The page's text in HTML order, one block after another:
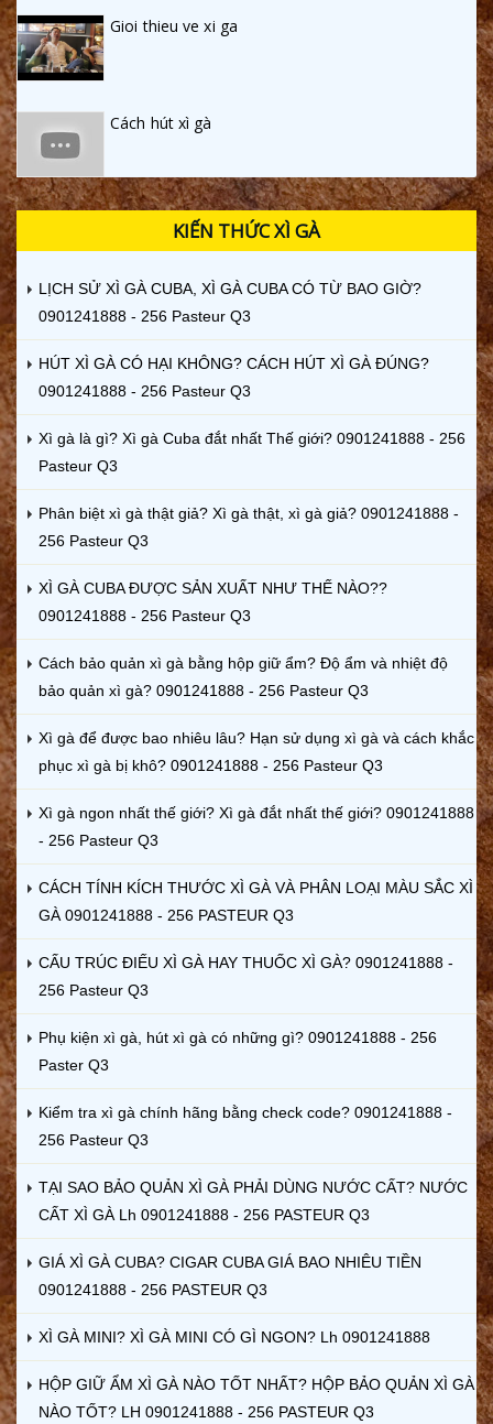
Gioi thieu ve xi ga
Cách hút xì gà
KIẾN THỨC XÌ GÀ
LỊCH SỬ XÌ GÀ CUBA, XÌ GÀ CUBA CÓ TỪ BAO GIỜ?
0901241888 - 256 Pasteur Q3
HÚT XÌ GÀ CÓ HẠI KHÔNG? CÁCH HÚT XÌ GÀ ĐÚNG?
0901241888 - 256 Pasteur Q3
Xì gà là gì? Xì gà Cuba đắt nhất Thế giới? 0901241888 - 256
Pasteur Q3
Phân biệt xì gà thật giả? Xì gà thật, xì gà giả? 0901241888 -
256 Pasteur Q3
XÌ GÀ CUBA ĐƯỢC SẢN XUẤT NHƯ THẾ NÀO??
0901241888 - 256 Pasteur Q3
Cách bảo quản xì gà bằng hộp giữ ẩm? Độ ẩm và nhiệt độ
bảo quản xì gà? 0901241888 - 256 Pasteur Q3
Xì gà để được bao nhiêu lâu? Hạn sử dụng xì gà và cách khắc
phục xì gà bị khô? 0901241888 - 256 Pasteur Q3
Xì gà ngon nhất thế giới? Xì gà đắt nhất thế giới? 0901241888
- 256 Pasteur Q3
CÁCH TÍNH KÍCH THƯỚC XÌ GÀ VÀ PHÂN LOẠI MÀU SẮC XÌ
GÀ 0901241888 - 256 PASTEUR Q3
CẤU TRÚC ĐIẾU XÌ GÀ HAY THUỐC XÌ GÀ? 0901241888 -
256 Pasteur Q3
Phụ kiện xì gà, hút xì gà có những gì? 0901241888 - 256
Paster Q3
Kiểm tra xì gà chính hãng bằng check code? 0901241888 -
256 Pasteur Q3
TẠI SAO BẢO QUẢN XÌ GÀ PHẢI DÙNG NƯỚC CẤT? NƯỚC
CẤT XÌ GÀ Lh 0901241888 - 256 PASTEUR Q3
GIÁ XÌ GÀ CUBA? CIGAR CUBA GIÁ BAO NHIÊU TIỀN
0901241888 - 256 PASTEUR Q3
XÌ GÀ MINI? XÌ GÀ MINI CÓ GÌ NGON? Lh 0901241888
HỘP GIỮ ẨM XÌ GÀ NÀO TỐT NHẤT? HỘP BẢO QUẢN XÌ GÀ
NÀO TỐT? LH 0901241888 - 256 PASTEUR Q3